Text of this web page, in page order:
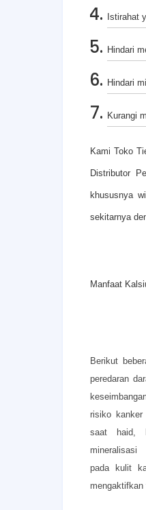
Istirahat
Hindari
Hindari
Kurangi
Kami Toko
Distributor
khususnya
sekitarnya
Manfaat
Berikut
peredaran
risiko kanker
saat haid,
pada kulit